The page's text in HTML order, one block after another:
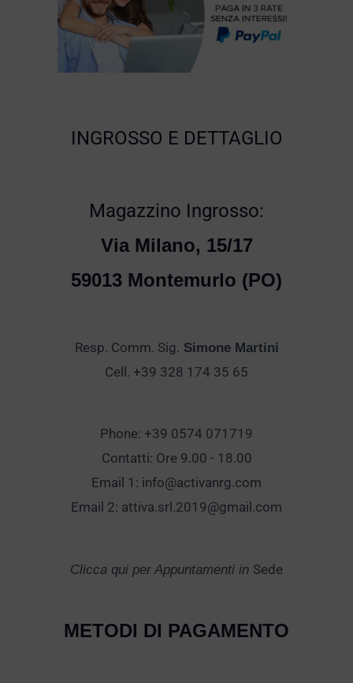
INGROSSO E DETTAGLIO
Magazzino Ingrosso:
Via Milano, 15/17
59013 Montemurlo (PO)
Resp. Comm. Sig. Simone Martini
Cell. +39 328 174 35 65
Phone: +39 0574 071719
Contatti: Ore 9.00 - 18.00
Email 1: info@activanrg.com
Email 2: attiva.srl.2019@gmail.com
Clicca qui per Appuntamenti in Sede
METODI DI PAGAMENTO